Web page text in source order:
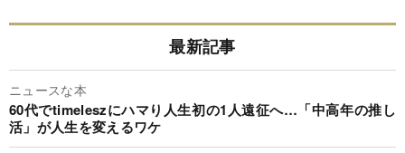
最新記事
ニュースな本
60代でtimeleszにハマり人生初の1人遠征へ…「中高年の推し
活」が人生を変えるワケ